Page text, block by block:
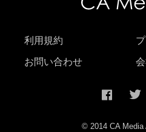
利用規約
お問い合わせ
© 2014 CA Media